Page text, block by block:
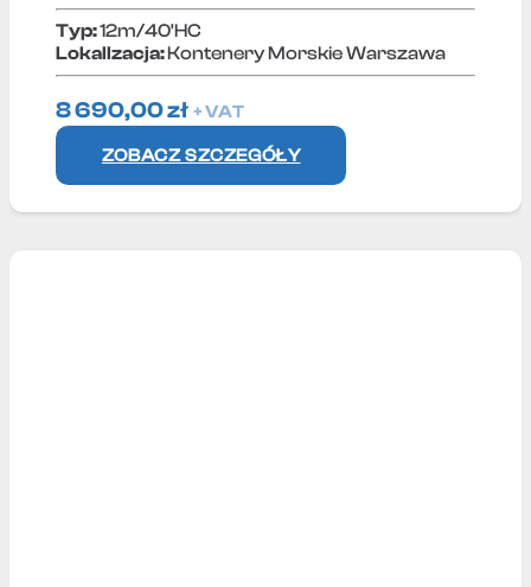
Typ:12m/40'HC
Lokallzacja:Kontenery Morskie Warszawa
8 690,00zł + VAT
ZOBACZ SZCZEGÓŁY